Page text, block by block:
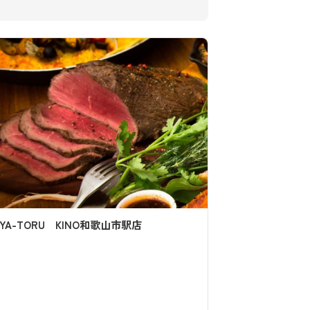
道の駅 四季の郷公園 FOOD HUNTER
PARK 水の市場